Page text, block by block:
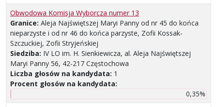
Obwodowa Komisja Wyborcza numer 13
Granice: Aleja Najświętszej Maryi Panny od nr 45 do końca
nieparzyste i od nr 46 do końca parzyste, Zofii Kossak-
Szczuckiej, Zofii Stryjeńskiej
Siedziba: IV LO im. H. Sienkiewicza, al. Aleja Najświętszej
Maryi Panny 56, 42-217 Częstochowa
Liczba głosów na kandydata: 1
Procent głosów na kandydata:
0,35%